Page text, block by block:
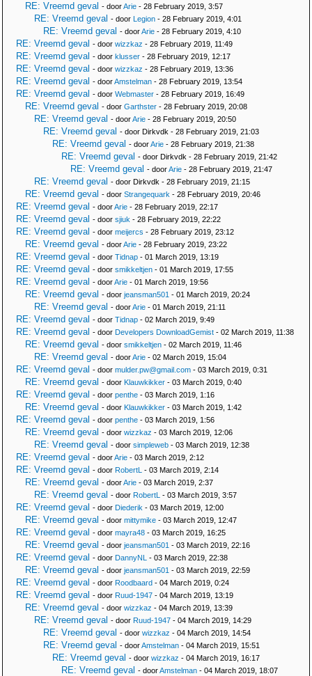
RE: Vreemd geval - doorArie - 28 February 2019, 3:57
RE: Vreemd geval - door Legion - 28 February 2019, 4:01
RE: Vreemd geval - doorArie - 28 February 2019, 4:10
RE: Vreemd geval - door wizzkaz - 28 February 2019, 11:49
RE: Vreemd geval - door klusser - 28 February 2019, 12:17
RE: Vreemd geval - door wizzkaz - 28 February 2019, 13:36
RE: Vreemd geval - doorAmstelman - 28 February 2019, 13:54
RE: Vreemd geval - door Webmaster - 28 February 2019, 16:49
RE: Vreemd geval - door Garthster - 28 February 2019, 20:08
RE: Vreemd geval - doorArie - 28 February 2019, 20:50
RE: Vreemd geval - door Dirkvdk - 28 February 2019, 21:03
RE: Vreemd geval - doorArie - 28 February 2019, 21:38
RE: Vreemd geval - door Dirkvdk - 28 February 2019, 21:42
RE: Vreemd geval - doorArie - 28 February 2019, 21:47
RE: Vreemd geval - door Dirkvdk - 28 February 2019, 21:15
RE: Vreemd geval - door Strangequark - 28 February 2019, 20:46
RE: Vreemd geval - doorArie - 28 February 2019, 22:17
RE: Vreemd geval - door sjiuk - 28 February 2019, 22:22
RE: Vreemd geval - door meijercs - 28 February 2019, 23:12
RE: Vreemd geval - doorArie - 28 February 2019, 23:22
RE: Vreemd geval - door Tidnap - 01 March 2019, 13:19
RE: Vreemd geval - door smikkeltjen - 01 March 2019, 17:55
RE: Vreemd geval - doorArie - 01 March 2019, 19:56
RE: Vreemd geval - door jeansman501 - 01 March 2019, 20:24
RE: Vreemd geval - doorArie - 01 March 2019, 21:11
RE: Vreemd geval - door Tidnap - 02 March 2019, 9:49
RE: Vreemd geval - door Developers DownloadGemist - 02 March 2019, 11:38
RE: Vreemd geval - door smikkeltjen - 02 March 2019, 11:46
RE: Vreemd geval - doorArie - 02 March 2019, 15:04
RE: Vreemd geval - door mulder.pw@gmail.com - 03 March 2019, 0:31
RE: Vreemd geval - door Klauwkikker - 03 March 2019, 0:40
RE: Vreemd geval - door penthe - 03 March 2019, 1:16
RE: Vreemd geval - door Klauwkikker - 03 March 2019, 1:42
RE: Vreemd geval - door penthe - 03 March 2019, 1:56
RE: Vreemd geval - door wizzkaz - 03 March 2019, 12:06
RE: Vreemd geval - door simpleweb - 03 March 2019, 12:38
RE: Vreemd geval - doorArie - 03 March 2019, 2:12
RE: Vreemd geval - door RobertL - 03 March 2019, 2:14
RE: Vreemd geval - doorArie - 03 March 2019, 2:37
RE: Vreemd geval - door RobertL - 03 March 2019, 3:57
RE: Vreemd geval - door Diederik - 03 March 2019, 12:00
RE: Vreemd geval - door mittymike - 03 March 2019, 12:47
RE: Vreemd geval - door mayra48 - 03 March 2019, 16:25
RE: Vreemd geval - door jeansman501 - 03 March 2019, 22:16
RE: Vreemd geval - door DannyNL - 03 March 2019, 22:38
RE: Vreemd geval - door jeansman501 - 03 March 2019, 22:59
RE: Vreemd geval - door Roodbaard - 04 March 2019, 0:24
RE: Vreemd geval - door Ruud-1947 - 04 March 2019, 13:19
RE: Vreemd geval - door wizzkaz - 04 March 2019, 13:39
RE: Vreemd geval - door Ruud-1947 - 04 March 2019, 14:29
RE: Vreemd geval - door wizzkaz - 04 March 2019, 14:54
RE: Vreemd geval - doorAmstelman - 04 March 2019, 15:51
RE: Vreemd geval - door wizzkaz - 04 March 2019, 16:17
RE: Vreemd geval - doorAmstelman - 04 March 2019, 18:07